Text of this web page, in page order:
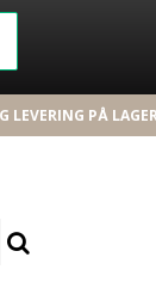
LEVERING PÅ